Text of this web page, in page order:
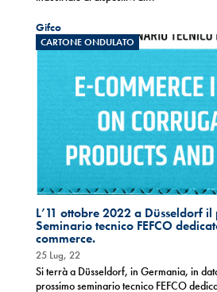
Gifco
CARTONE ONDULATO
L’11 ottobre 2022 a Düsseldorf il
Seminario tecnico FEFCO
commerce.
25 Lug, 22
Si terrà a Düsseldorf, in Germania, in
prossimo seminario tecnico FEFCO